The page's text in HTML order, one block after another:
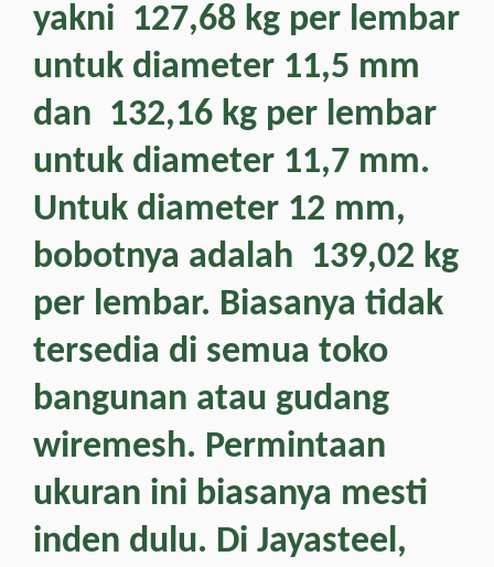
yakni 127,68 kg per lembar
untuk diameter 11,5 mm
dan 132,16 kg per lembar
untuk diameter 11,7 mm.
Untuk diameter 12 mm,
bobotnya adalah 139,02 kg
per lembar. Biasanya tidak
tersedia di semua toko
bangunan atau gudang
wiremesh. Permintaan
ukuran ini biasanya mesti
inden dulu. Di Jayasteel,